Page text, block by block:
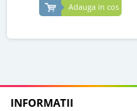
Adauga in cos
INFORMATII